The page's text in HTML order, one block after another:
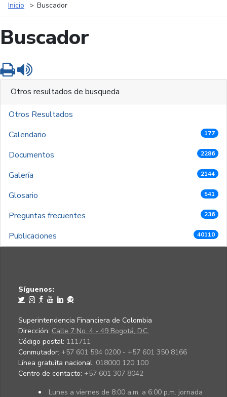
Inicio Buscador
Buscador
Imprimir
Otros resultados de busqueda
Otros Resultados
Calendario
177
Documentos 2286
Galería 2144
Glosario 541
Preguntas frecuentes 236
Publicaciones 40110
Síguenos:
Superintendencia Financiera de Colombia
Dirección: Calle 7 No. 4 - 49 Bogotá, D.C.
Código postal: 111711
Conmutador: +57 601 594 0200 - +57 601 350 8166
Línea gratuita nacional: 018000 120 100
Centro de contacto: +57 601 307 8042
Lunes a viernes de 8:00 a.m. a 6:00 p.m. jornada